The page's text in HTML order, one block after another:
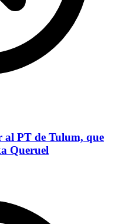
PT de Tulum, que
Queruel